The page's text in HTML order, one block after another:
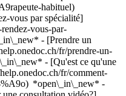
habituel)
vous par spécialité]
vous-par-
- [Prendre un
fr/prendre-un-
- [Qu'est ce qu'une
fr/comment-
*open\_in\_new* -